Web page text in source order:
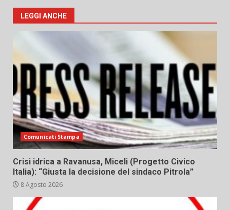
LEGGI ANCHE
Comunicati Stampa
Crisi idrica a Ravanusa, Miceli (Progetto Civico
Italia): “Giusta la decisione del sindaco Pitrola”
8 Agosto 2026